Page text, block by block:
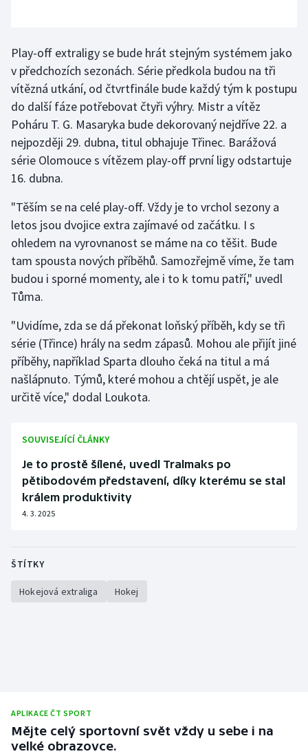
Sportovní střelba
Stolní tenis
Triatlon
Veslování
Vodní slalom
Volejbal
Ostatní
Play-off extraligy se bude hrát stejným systémem jako
v předchozích sezonách. Série předkola budou na tři
vítězná utkání, od čtvrtfinále bude každý tým k postupu
do další fáze potřebovat čtyři výhry. Mistr a vítěz
Poháru T. G. Masaryka bude dekorovaný nejdříve 22. a
nejpozději 29. dubna, titul obhajuje Třinec. Barážová
série Olomouce s vítězem play-off první ligy odstartuje
16. dubna.
"Těším se na celé play-off. Vždy je to vrchol sezony a
letos jsou dvojice extra zajímavé od začátku. I s
ohledem na vyrovnanost se máme na co těšit. Bude
tam spousta nových příběhů. Samozřejmě víme, že tam
budou i sporné momenty, ale i to k tomu patří," uvedl
Tůma.
"Uvidíme, zda se dá překonat loňský příběh, kdy se tři
série (Třince) hrály na sedm zápasů. Mohou ale přijít jiné
příběhy, například Sparta dlouho čeká na titul a má
našlápnuto. Týmů, které mohou a chtějí uspět, je ale
určitě více," dodal Loukota.
SOUVISEJÍCÍ ČLÁNKY
Je to prostě šílené, uvedl Tralmaks po
pětibodovém představení, díky kterému se stal
králem produktivity
4. 3. 2025
ŠTÍTKY
Hokejová extraliga Hokej
APLIKACE ČT SPORT
Mějte celý sportovní svět vždy u sebe i na
velké obrazovce.